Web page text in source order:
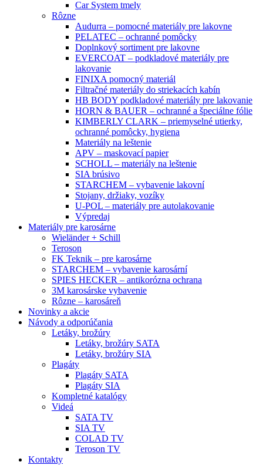
Car System tmely
Rôzne
Audurra – pomocné materiály pre lakovne
PELATEC – ochranné pomôcky
Doplnkový sortiment pre lakovne
EVERCOAT – podkladové materiály pre
lakovanie
FINIXA pomocný materiál
Filtračné materiály do striekacích kabín
HB BODY podkladové materiály pre lakovanie
HORN & BAUER – ochranné a špeciálne fólie
KIMBERLY CLARK – priemyselné utierky,
ochranné pomôcky, hygiena
Materiály na leštenie
APV – maskovací papier
SCHOLL – materiály na leštenie
SIA brúsivo
STARCHEM – vybavenie lakovní
Stojany, držiaky, vozíky
U-POL – materiály pre autolakovanie
Výpredaj
Materiály pre karosárne
Wieländer + Schill
Teroson
FK Teknik – pre karosárne
STARCHEM – vybavenie karosární
SPIES HECKER – antikorózna ochrana
3M karosárske vybavenie
Rôzne – karosáreň
Novinky a akcie
Návody a odporúčania
Letáky, brožúry
Letáky, brožúry SATA
Letáky, brožúry SIA
Plagáty
Plagáty SATA
Plagáty SIA
Kompletné katalógy
Videá
SATA TV
SIA TV
COLAD TV
Teroson TV
Kontakty